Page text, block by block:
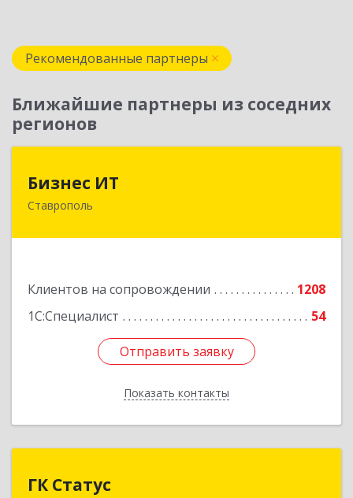
Рекомендованные партнеры
Ближайшие партнеры из соседних
регионов
Бизнес ИТ
Ставрополь
Клиентов на сопровождении
1208
1С:Специалист
54
Отправить заявку
Показать контакты
355035, Ставропольский край, Ставрополь г, 1
Отправить заявку
Назад
ГК Статус